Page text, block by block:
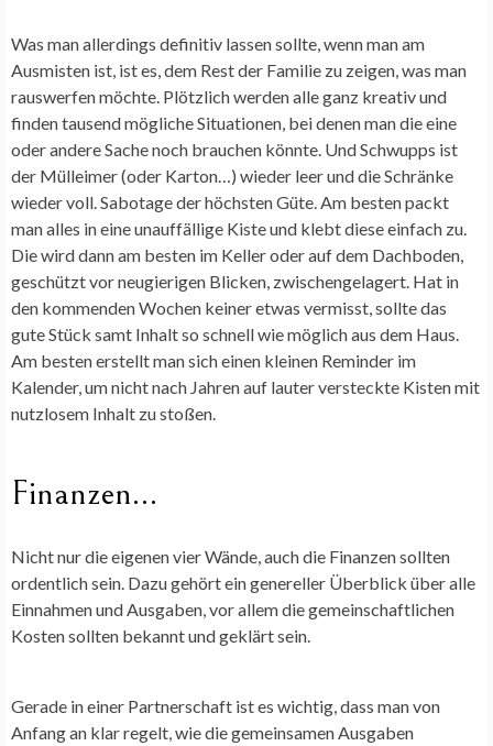
Was man allerdings definitiv lassen sollte, wenn man am
Ausmisten ist, ist es, dem Rest der Familie zu zeigen, was man
rauswerfen möchte. Plötzlich werden alle ganz kreativ und
finden tausend mögliche Situationen, bei denen man die eine
oder andere Sache noch brauchen könnte. Und Schwupps ist
der Mülleimer (oder Karton…) wieder leer und die Schränke
wieder voll. Sabotage der höchsten Güte. Am besten packt
man alles in eine unauffällige Kiste und klebt diese einfach zu.
Die wird dann am besten im Keller oder auf dem Dachboden,
geschützt vor neugierigen Blicken, zwischengelagert. Hat in
den kommenden Wochen keiner etwas vermisst, sollte das
gute Stück samt Inhalt so schnell wie möglich aus dem Haus.
Am besten erstellt man sich einen kleinen Reminder im
Kalender, um nicht nach Jahren auf lauter versteckte Kisten mit
nutzlosem Inhalt zu stoßen.
Finanzen…
Nicht nur die eigenen vier Wände, auch die Finanzen sollten
ordentlich sein. Dazu gehört ein genereller Überblick über alle
Einnahmen und Ausgaben, vor allem die gemeinschaftlichen
Kosten sollten bekannt und geklärt sein.
Gerade in einer Partnerschaft ist es wichtig, dass man von
Anfang an klar regelt, wie die gemeinsamen Ausgaben